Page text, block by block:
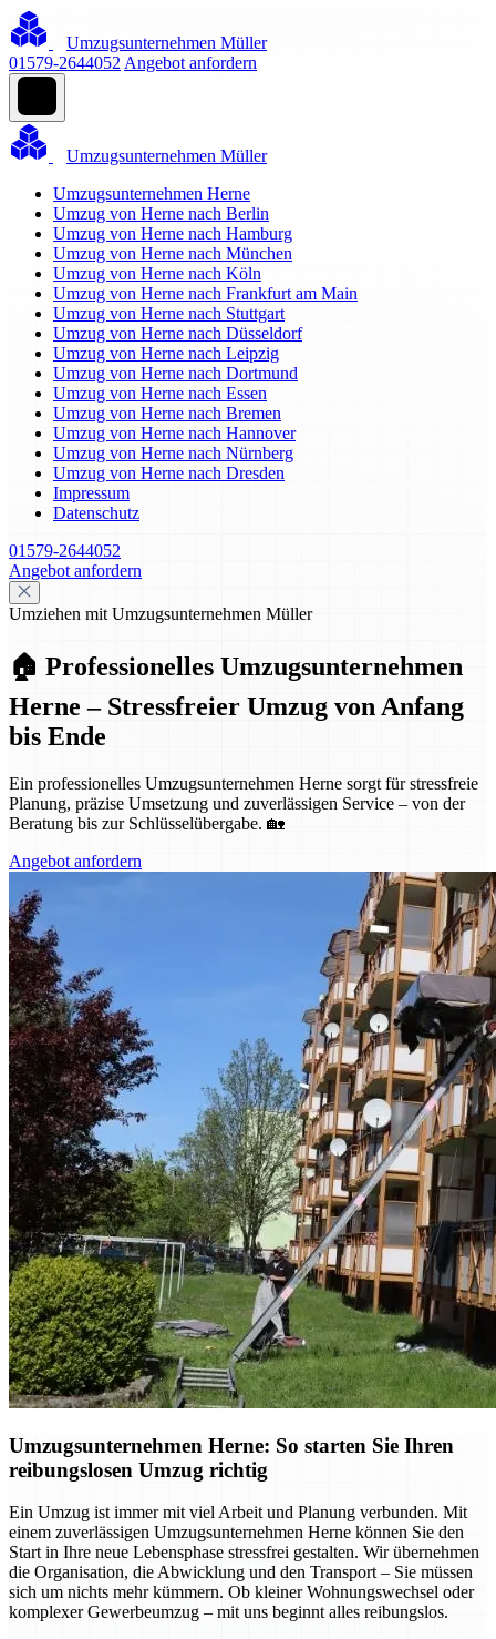
Umzugsunternehmen Müller
01579-2644052 Angebot anfordern
Umzugsunternehmen Müller
Umzugsunternehmen Herne
Umzug von Herne nach Berlin
Umzug von Herne nach Hamburg
Umzug von Herne nach München
Umzug von Herne nach Köln
Umzug von Herne nach Frankfurt am Main
Umzug von Herne nach Stuttgart
Umzug von Herne nach Düsseldorf
Umzug von Herne nach Leipzig
Umzug von Herne nach Dortmund
Umzug von Herne nach Essen
Umzug von Herne nach Bremen
Umzug von Herne nach Hannover
Umzug von Herne nach Nürnberg
Umzug von Herne nach Dresden
Impressum
Datenschutz
01579-2644052
Angebot anfordern
Umziehen mit Umzugsunternehmen Müller
🏠 Professionelles Umzugsunternehmen
Herne – Stressfreier Umzug von Anfang
bis Ende
Ein professionelles Umzugsunternehmen Herne sorgt für stressfreie
Planung, präzise Umsetzung und zuverlässigen Service – von der
Beratung bis zur Schlüsselübergabe. 🏡
Angebot anfordern
Umzugsunternehmen Herne: So starten Sie Ihren
reibungslosen Umzug richtig
Ein Umzug ist immer mit viel Arbeit und Planung verbunden. Mit
einem zuverlässigen Umzugsunternehmen Herne können Sie den
Start in Ihre neue Lebensphase stressfrei gestalten. Wir übernehmen
die Organisation, die Abwicklung und den Transport – Sie müssen
sich um nichts mehr kümmern. Ob kleiner Wohnungswechsel oder
komplexer Gewerbeumzug – mit uns beginnt alles reibungslos.